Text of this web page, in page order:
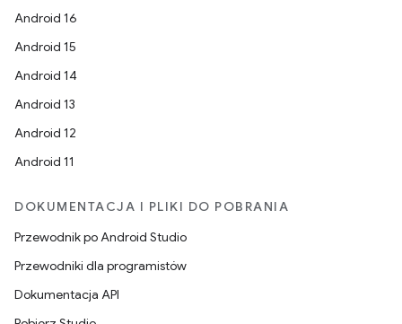
Android 16
Android 15
Android 14
Android 13
Android 12
Android 11
DOKUMENTACJA I PLIKI DO POBRANIA
Przewodnik po Android Studio
Przewodniki dla programistów
Dokumentacja API